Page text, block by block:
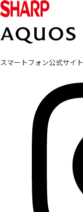
スマートフォン公式サイト